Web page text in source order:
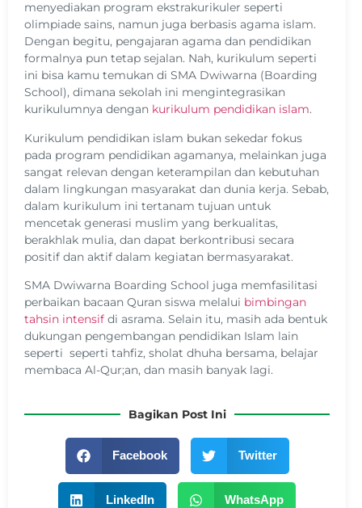
menyediakan program ekstrakurikuler seperti
olimpiade sains, namun juga berbasis agama islam.
Dengan begitu, pengajaran agama dan pendidikan
formalnya pun tetap sejalan. Nah, kurikulum seperti
ini bisa kamu temukan di SMA Dwiwarna (Boarding
School), dimana sekolah ini mengintegrasikan
kurikulumnya dengan kurikulum pendidikan islam.
Kurikulum pendidikan islam bukan sekedar fokus
pada program pendidikan agamanya, melainkan juga
sangat relevan dengan keterampilan dan kebutuhan
dalam lingkungan masyarakat dan dunia kerja. Sebab,
dalam kurikulum ini tertanam tujuan untuk
mencetak generasi muslim yang berkualitas,
berakhlak mulia, dan dapat berkontribusi secara
positif dan aktif dalam kegiatan bermasyarakat.
SMA Dwiwarna Boarding School juga memfasilitasi
perbaikan bacaan Quran siswa melalui bimbingan
tahsin intensif di asrama. Selain itu, masih ada bentuk
dukungan pengembangan pendidikan Islam lain
seperti seperti tahfiz, sholat dhuha bersama, belajar
membaca Al-Qur;an, dan masih banyak lagi.
Bagikan Post Ini
Facebook Twitter
LinkedIn WhatsApp